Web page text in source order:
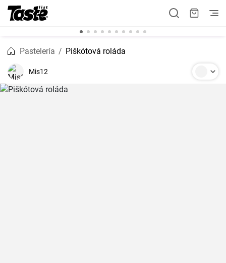
Pastelería Piškótová roláda
Mis12